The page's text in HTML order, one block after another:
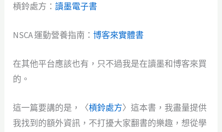
槓鈴處方：讀墨電子書
NSCA 運動營養指南：博客來實體書
在其他平台應該也有，只不過我是在讀墨和博客來買
的。
這一篇要講的是，〈槓鈴處方〉這本書，我盡量提供
我找到的額外資訊，不打擾大家翻書的樂趣，想從學